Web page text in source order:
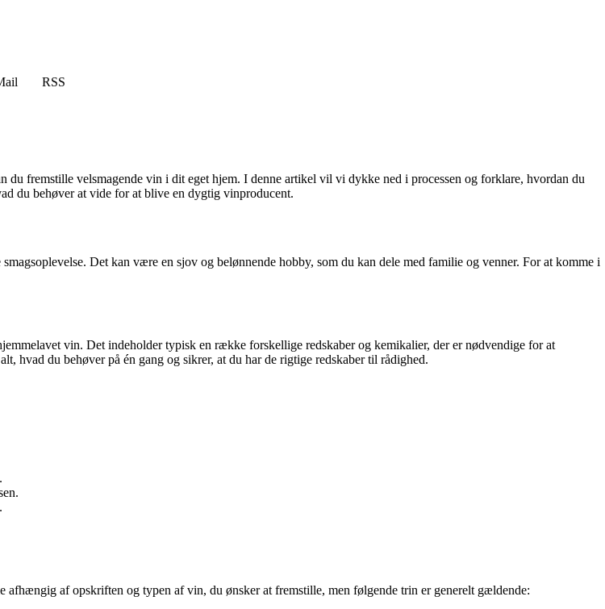
RSS
fremstille velsmagende vin i dit eget hjem. I denne artikel vil vi dykke ned i processen og forklare, hvordan du
du behøver at vide for at blive en dygtig vinproducent.
Det kan være en sjov og belønnende hobby, som du kan dele med familie og venner. For at komme i
vin. Det indeholder typisk en række forskellige redskaber og kemikalier, der er nødvendige for at
hvad du behøver på én gang og sikrer, at du har de rigtige redskaber til rådighed.
af opskriften og typen af vin, du ønsker at fremstille, men følgende trin er generelt gældende: